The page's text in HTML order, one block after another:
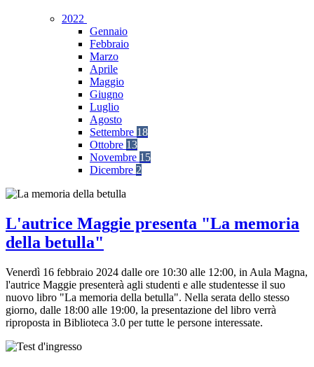
2022
Gennaio
Febbraio
Marzo
Aprile
Maggio
Giugno
Luglio
Agosto
Settembre 18
Ottobre 13
Novembre 15
Dicembre 2
L'autrice Maggie presenta "La memoria
della betulla"
Venerdì 16 febbraio 2024 dalle ore 10:30 alle 12:00, in Aula Magna,
l'autrice Maggie presenterà agli studenti e alle studentesse il suo
nuovo libro "La memoria della betulla". Nella serata dello stesso
giorno, dalle 18:00 alle 19:00, la presentazione del libro verrà
riproposta in Biblioteca 3.0 per tutte le persone interessate.